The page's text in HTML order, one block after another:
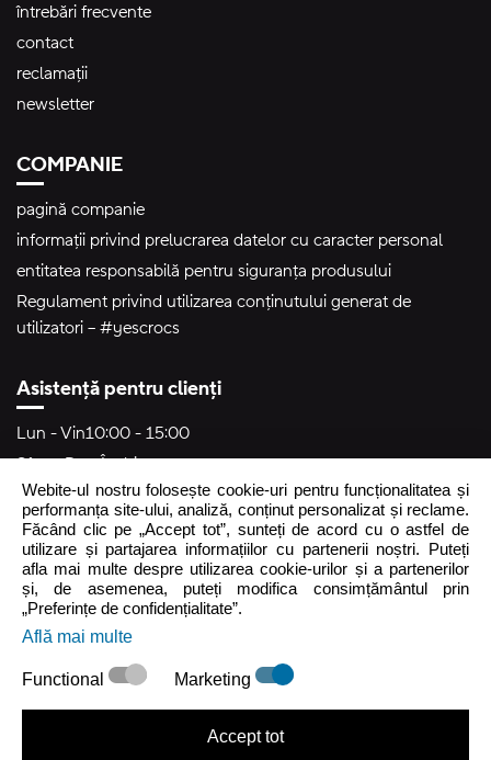
întrebări frecvente
contact
reclamații
newsletter
COMPANIE
pagină companie
informații privind prelucrarea datelor cu caracter personal
entitatea responsabilă pentru siguranța produsului
Regulament privind utilizarea conținutului generat de
utilizatori – #yescrocs
Asistență pentru clienți
Lun - Vin10:00 - 15:00
Sâm - DumÎnchis
crocs.ro@intersocks.pl
40
Webite-ul nostru folosește cookie-uri pentru funcționalitatea și
performanța site-ului, analiză, conținut personalizat și reclame.
Făcând clic pe „Accept tot”, sunteți de acord cu o astfel de
utilizare și partajarea informațiilor cu partenerii noștri. Puteți
afla mai multe despre utilizarea cookie-urilor și a partenerilor
și, de asemenea, puteți modifica consimțământul prin
„Preferințe de confidențialitate”.
Află mai multe
Functional Marketing
Accept tot